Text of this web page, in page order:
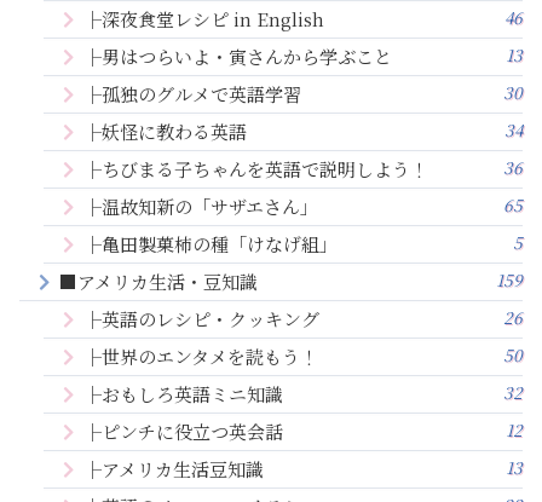
├深夜食堂レシピ in English 46
├男はつらいよ・寅さんから学ぶこと 13
├孤独のグルメで英語学習 30
├妖怪に教わる英語 34
├ちびまる子ちゃんを英語で説明しよう！ 36
├温故知新の「サザエさん」 65
├亀田製菓柿の種「けなげ組」 5
■アメリカ生活・豆知識 159
├英語のレシピ・クッキング 26
├世界のエンタメを読もう！ 50
├おもしろ英語ミニ知識 32
├ピンチに役立つ英会話 12
├アメリカ生活豆知識 13